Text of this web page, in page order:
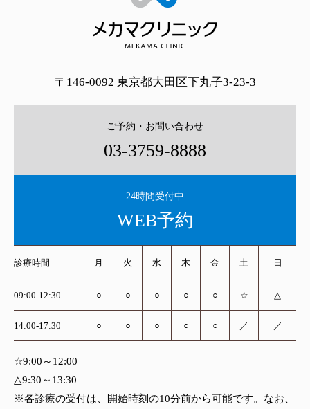
〒146-0092 東京都大田区下丸子3-23-3
ご予約・お問い合わせ
03-3759-8888
24時間受付中
WEB予約
診療時間 月 火 水 木 金 土 日
09:00-12:30 ○ ○ ○ ○ ○ ☆ △
14:00-17:30 ○ ○ ○ ○ ○ ／ ／
☆9:00～12:00
△9:30～13:30
※各診療の受付は、開始時刻の10分前から可能です。なお、